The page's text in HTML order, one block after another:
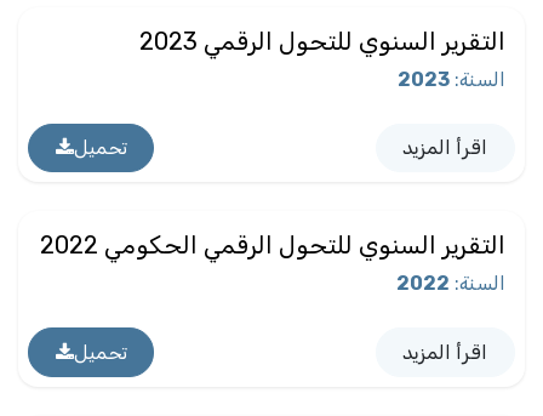
التقرير السنوي للتحول الرقمي 2023
السنة:
2023
اقرأ المزيد تحميل
التقرير السنوي للتحول الرقمي الحكومي 2022
السنة:
2022
اقرأ المزيد تحميل